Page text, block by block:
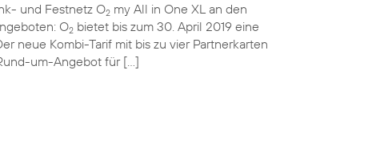
und Festnetz O2 my All in One XL an den
O2 bietet bis zum 30. April 2019 eine
neue Kombi-Tarif mit bis zu vier Partnerkarten
um-Angebot für […]